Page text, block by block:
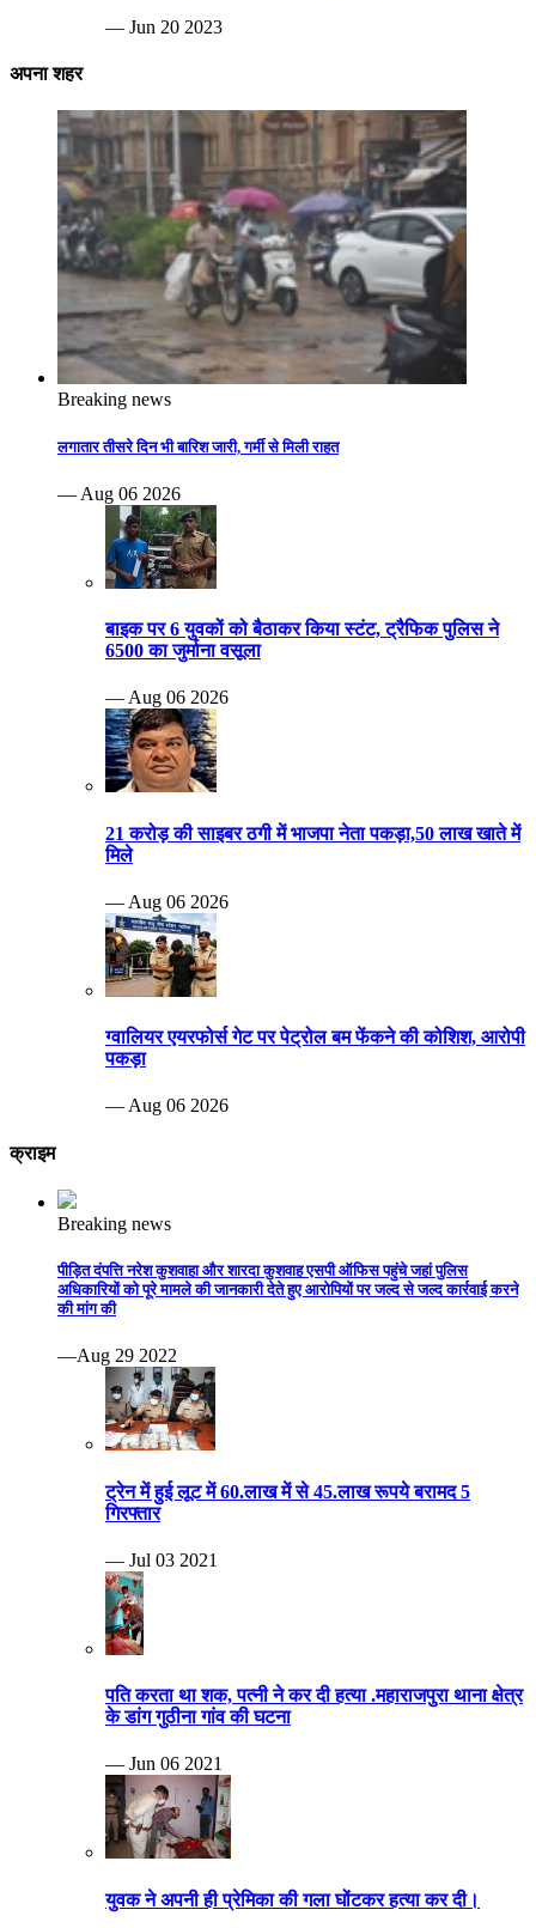
— Jun 20 2023
अपना शहर
Breaking news
लगातार तीसरे दिन भी बारिश जारी, गर्मी से मिली राहत
— Aug 06 2026
बाइक पर 6 युवकों को बैठाकर किया स्टंट, ट्रैफिक पुलिस ने
6500 का जुर्माना वसूला
— Aug 06 2026
21 करोड़ की साइबर ठगी में भाजपा नेता पकड़ा,50 लाख खाते में
मिले
— Aug 06 2026
ग्वालियर एयरफोर्स गेट पर पेट्रोल बम फेंकने की कोशिश, आरोपी
पकड़ा
— Aug 06 2026
क्राइम
Breaking news
पीड़ित दंपत्ति नरेश कुशवाहा और शारदा कुशवाह एसपी ऑफिस पहुंचे जहां पुलिस
अधिकारियों को पूरे मामले की जानकारी देते हुए आरोपियों पर जल्द से जल्द कार्रवाई करने
की मांग की
—Aug 29 2022
ट्रेन में हुई लूट में 60.लाख में से 45.लाख रूपये बरामद 5
गिरफ्तार
— Jul 03 2021
पति करता था शक, पत्नी ने कर दी हत्या .महाराजपुरा थाना क्षेत्र
के डांग गुठीना गांव की घटना
— Jun 06 2021
युवक ने अपनी ही प्रेमिका की गला घोंटकर हत्या कर दी।